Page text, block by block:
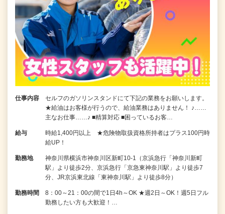
仕事内容
セルフのガソリンスタンドにて下記の業務をお願いします。
★給油はお客様が行うので、給油業務はありません！ ♪……
主なお仕事……♪ ■精算対応 ■困っているお客…
給与
時給1,400円以上 ★危険物取扱資格所持者はプラス100円時
給UP！
勤務地
神奈川県横浜市神奈川区新町10-1（京浜急行「神奈川新町
駅」より徒歩2分、京浜急行「京急東神奈川駅」より徒歩7
分、JR京浜東北線「東神奈川駅」より徒歩8分）
勤務時間
8：00～21：00の間で1日4h～OK ★週2日～OK！週5日フル
勤務したい方も大歓迎！…